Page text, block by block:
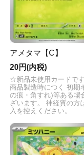
アメタマ【C】
20円(内税)
☆新品未使用カードです
商品製造時につく 初期
の痕・角すれ)等ある場
ざいます。 神経質の方
入を控えください。